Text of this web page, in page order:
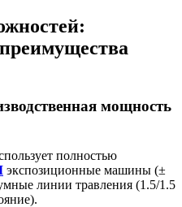
мощность
полностью
экспозиционные машины (±
линии травления (1.5/1.5